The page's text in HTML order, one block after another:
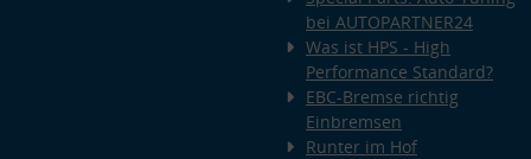
bei AUTOPARTNER24
Was ist HPS - High
Performance Standard?
EBC-Bremse richtig
Einbremsen
Runter im Hof